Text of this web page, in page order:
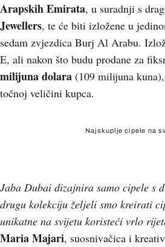
Arapskih Emirata, u suradnji s
Jewellers, te će biti izložene u
sedam zvjezdica Burj Al Arabu.
E, ali nakon što budu prodane za
milijuna dolara (109 milijuna
točnoj veličini kupca.
Najskuplje cipele na
Jaba Dubai dizajnira samo cipele s
drugu kolekciju željeli smo kreirati
unikatne na svijetu koristeći vrlo
Maria Majari, suosnivačica i